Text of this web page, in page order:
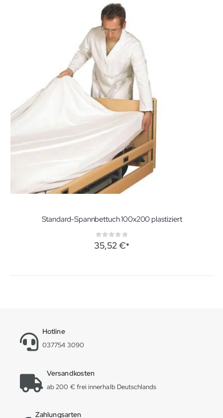
Standard-Spannbettuch 100x200 plastiziert
Rating:
0%
35,52 €
Hotline
037754 3090
Versandkosten
ab 200 € frei innerhalb Deutschlands
Zahlungsarten